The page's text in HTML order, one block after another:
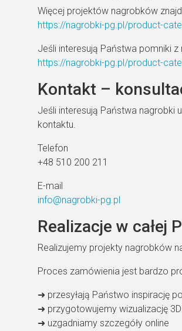
Więcej projektów nagrobków
https://nagrobki-pg.pl/product-
Jeśli interesują Państwa pomniki
https://nagrobki-pg.pl/product-
Kontakt –
Jeśli interesują Państwa nagrobki
kontaktu.
Telefon
+48 510 200 211
E-mail
info@nagrobki-pg.pl
Realizacje w całej
Realizujemy projekty nagrobków
Proces zamówienia jest bardzo
➜ przesyłają Państwo inspirację
➜ przygotowujemy wizualizację 3D
➜ uzgadniamy szczegóły online